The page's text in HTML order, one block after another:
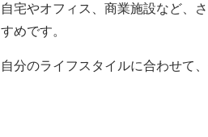
自宅やオフィス、商業施設など、
すめです。
自分のライフスタイルに合わせて